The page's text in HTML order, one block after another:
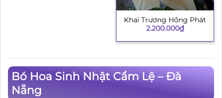
Khai Trương Hồng Phát
2.200.000₫
Bó Hoa Sinh Nhật Cẩm Lệ – Đà
Nẵng